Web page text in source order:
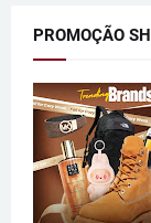
PROMOÇÃO